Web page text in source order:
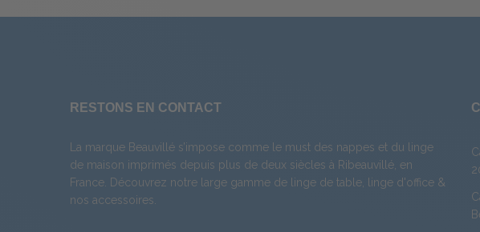
RESTONS EN CONTACT
La marque Beauvillé s’impose comme le must des nappes et du linge
de maison imprimés depuis plus de deux siècles à Ribeauvillé, en
France. Découvrez notre large gamme de linge de table linge d'office &
nos accessoires